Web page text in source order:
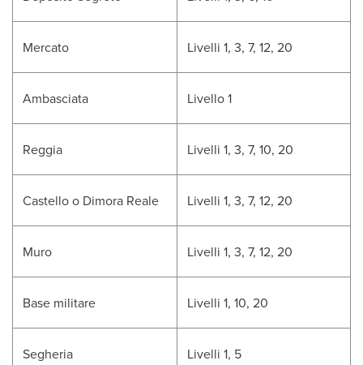
Mercato Livelli 1, 3, 7, 12, 20
Ambasciata Livello 1
Reggia Livelli 1, 3, 7, 10, 20
Castello o Dimora Reale Livelli 1, 3, 7, 12, 20
Muro Livelli 1, 3, 7, 12, 20
Base militare Livelli 1, 10, 20
Segheria Livelli 1, 5